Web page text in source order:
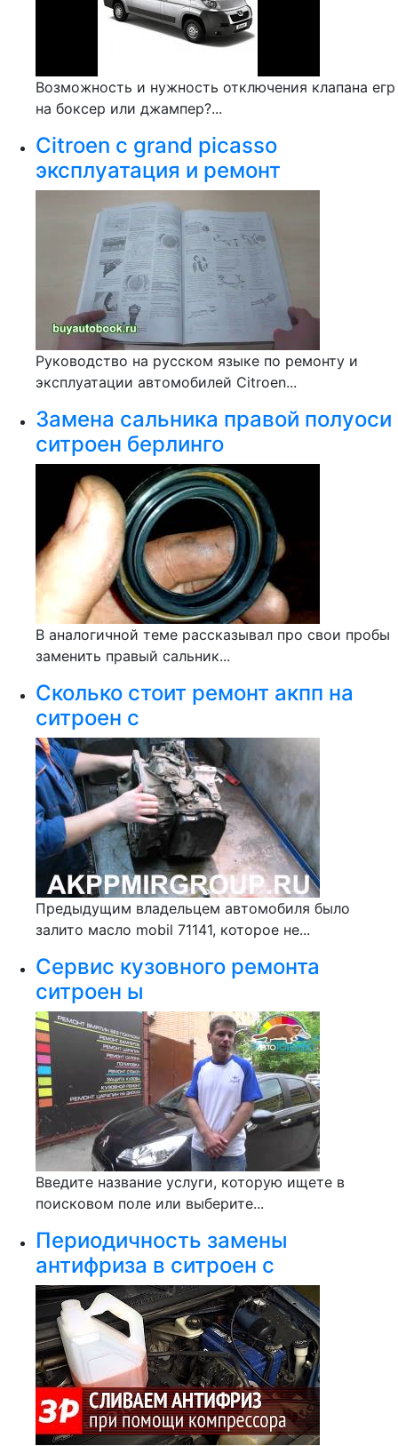
Возможность и нужность отключения клапана егр
на боксер или джампер?...
Citroen c grand picasso
эксплуатация и ремонт
Руководство на русском языке по ремонту и
эксплуатации автомобилей Citroen...
Замена сальника правой полуоси
ситроен берлинго
В аналогичной теме рассказывал про свои пробы
заменить правый сальник...
Сколько стоит ремонт акпп на
ситроен с
Предыдущим владельцем автомобиля было
залито масло mobil 71141, которое не...
Сервис кузовного ремонта
ситроен ы
Введите название услуги, которую ищете в
поисковом поле или выберите...
Периодичность замены
антифриза в ситроен с